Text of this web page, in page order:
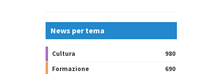
News per tema
Cultura
980
Formazione
690